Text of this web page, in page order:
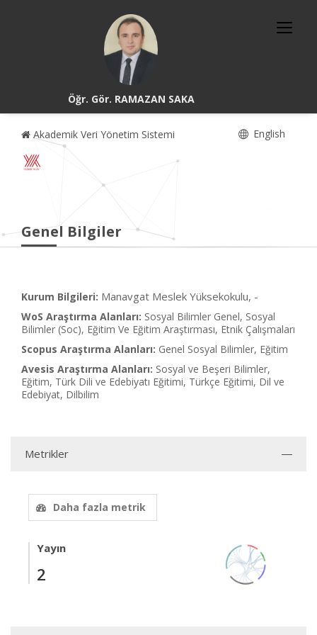
Öğr. Gör. RAMAZAN SAKA
Akademik Veri Yönetim Sistemi English
Genel Bilgiler
Kurum Bilgileri: Manavgat Meslek Yüksekokulu, -
WoS Araştırma Alanları: Sosyal Bilimler Genel, Sosyal
Bilimler (Soc), Eğitim Ve Eğitim Araştırması, Etnik Çalışmaları
Scopus Araştırma Alanları: Genel Sosyal Bilimler, Eğitim
Avesis Araştırma Alanları: Sosyal ve Beşeri Bilimler,
Eğitim, Türk Dili ve Edebiyatı Eğitimi, Türkçe Eğitimi, Dil ve
Edebiyat, Dilbilim
Metrikler
Daha fazla metrik
Yayın
2